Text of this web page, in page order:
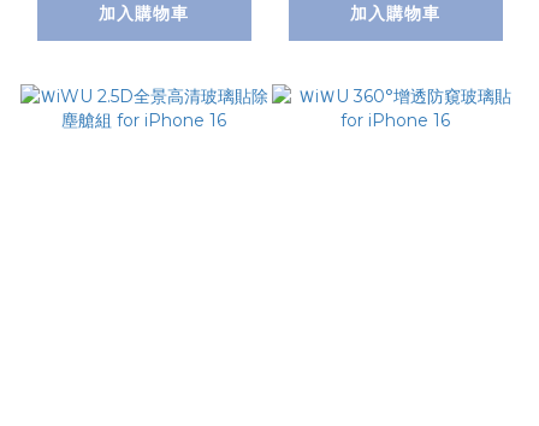
加入購物車 加入購物車